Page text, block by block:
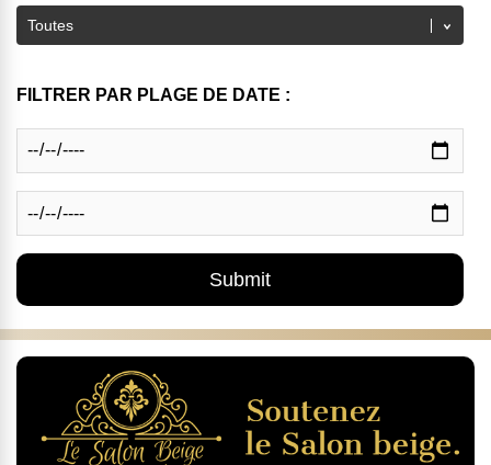
FILTRER PAR PLAGE DE DATE :